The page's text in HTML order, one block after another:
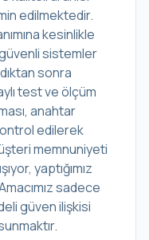
edilmektedir.
kesinlikle
sistemler
sonra
test ve ölçüm
anahtar
edilerek
memnuniyeti
yaptığımız
sadece
güven ilişkisi